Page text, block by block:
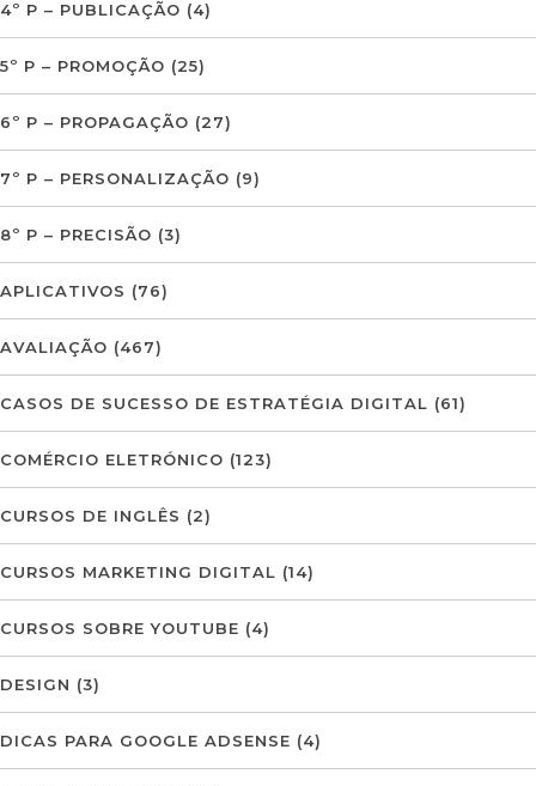
4º P – PUBLICAÇÃO (4)
5º P – PROMOÇÃO (25)
6º P – PROPAGAÇÃO (27)
7º P – PERSONALIZAÇÃO (9)
8º P – PRECISÃO (3)
APLICATIVOS (76)
AVALIAÇÃO (467)
CASOS DE SUCESSO DE ESTRATÉGIA DIGITAL (61)
COMÉRCIO ELETRÓNICO (123)
CURSOS DE INGLÊS (2)
CURSOS MARKETING DIGITAL (14)
CURSOS SOBRE YOUTUBE (4)
DESIGN (3)
DICAS PARA GOOGLE ADSENSE (4)